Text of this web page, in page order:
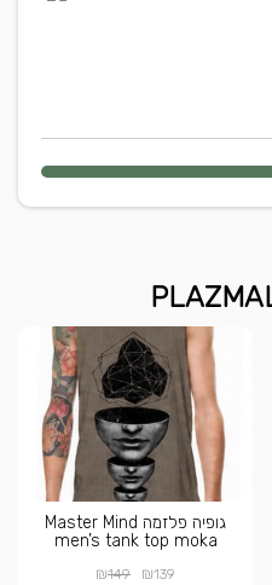
גופיה פלזמה Master Mind
men’s tank top moka
₪139
₪149